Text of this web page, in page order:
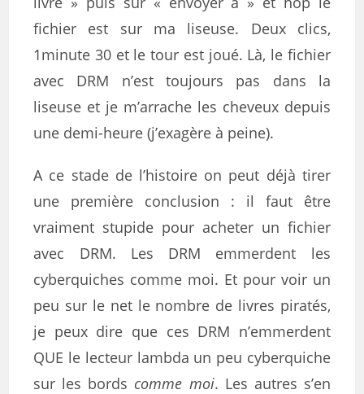
fichier est sur ma liseuse. Deux clics,
1minute 30 et le tour est joué. Là, le fichier
avec DRM n’est toujours pas dans la
liseuse et je m’arrache les cheveux depuis
une demi-heure (j’exagère à peine).
A ce stade de l’histoire on peut déjà tirer
une première conclusion : il faut être
vraiment stupide pour acheter un fichier
avec DRM. Les DRM emmerdent les
cyberquiches comme moi. Et pour voir un
peu sur le net le nombre de livres piratés,
je peux dire que ces DRM n’emmerdent
QUE le lecteur lambda un peu cyberquiche
sur les bords comme moi. Les autres s’en